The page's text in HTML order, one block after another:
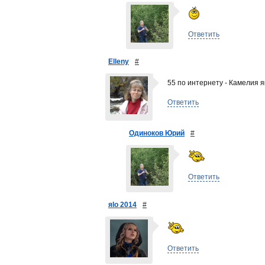
Ответить
Elleny #
55 по интернету - Камелия
Ответить
Одиноков Юрий #
Ответить
яlo 2014 #
Ответить